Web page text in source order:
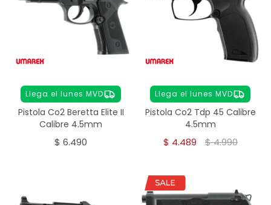
Llega el lunes MVD
Pistola Co2 Beretta Elite II
Calibre 4.5mm
$ 6.490
Llega el lunes MVD
Pistola Co2 Tdp 45 Calibre
4.5mm
$ 4.489 $4.990